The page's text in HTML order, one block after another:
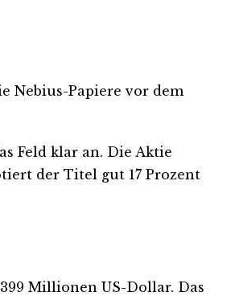
Nebius-Papiere vor dem
Feld klar an. Die Aktie
der Titel gut 17 Prozent
Millionen US-Dollar. Das